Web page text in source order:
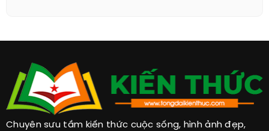
Chuyên sưu tầm kiến thức cuộc sống, hình ảnh đẹp,